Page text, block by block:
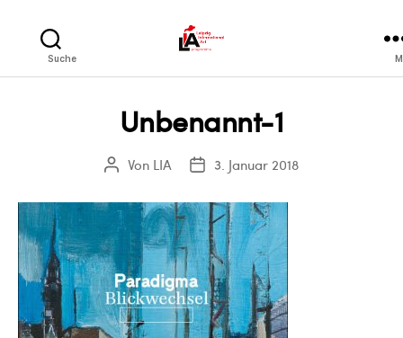
Suche
Unbenannt-1
Beitragsautor
Von LIA Veröffentlichungsdatum
3. Januar 2018